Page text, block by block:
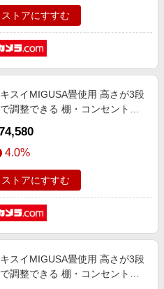
ストアにすすむ
スイMIGUSA畳使用 高さが3段
調整できる 棚・コンセント・
56-BK-SD [セミダブルサイズ]
4.0%
ストアにすすむ
スイMIGUSA畳使用 高さが3段
調整できる 棚・コンセント・